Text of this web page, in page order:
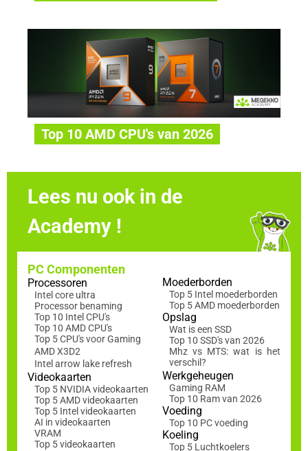
Top 10 AMD CPU's van 2026
Lees nu ook in de
Academy !
PC Componenten
Processoren
Intel core ultra
Processor benaming
Top 10 Intel CPU's
Top 10 AMD CPU's
Top 5 CPU's voor Gaming
AMD X3D2
Intel arrow lake refresh
Videokaarten
Top 5 NVIDIA videokaarten
Top 5 AMD videokaarten
Top 5 Intel videokaarten
AI in videokaarten
VRAM
Top 5 videokaarten
Moederborden
Top 5 Intel moederborden
Top 5 AMD moederborden
Opslag
Wat is een SSD
Top 10 SSD's van 2026
Mhz vs MTS: wat is het
verschil?
Werkgeheugen
Gaming RAM
Top 10 Ram van 2026
Voeding
Top 10 PC voeding
Koeling
Top 5 Luchtkoelers